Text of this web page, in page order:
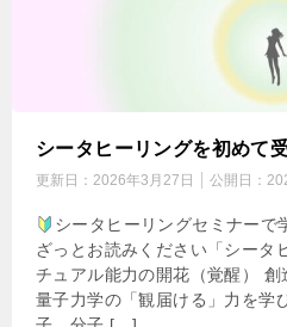
シータヒーリングを初めて
更新日： 2026年3月27日 公開日：
シータヒーリングセミナーで
ざっとお読みください「シータ
チュアル能力の開花（覚醒） 創
量子力学の「観届ける」力を学